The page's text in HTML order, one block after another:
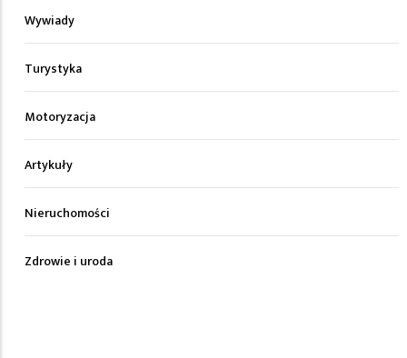
Wywiady
Turystyka
Motoryzacja
Artykuły
Nieruchomości
Zdrowie i uroda